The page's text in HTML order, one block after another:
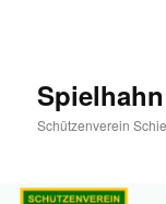
Schützenverein